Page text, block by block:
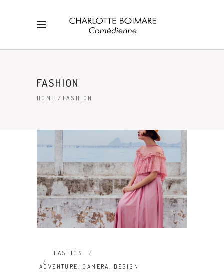
FASHION
HOME / FASHION
FASHION
ADVENTURE , CAMERA, DESIGN